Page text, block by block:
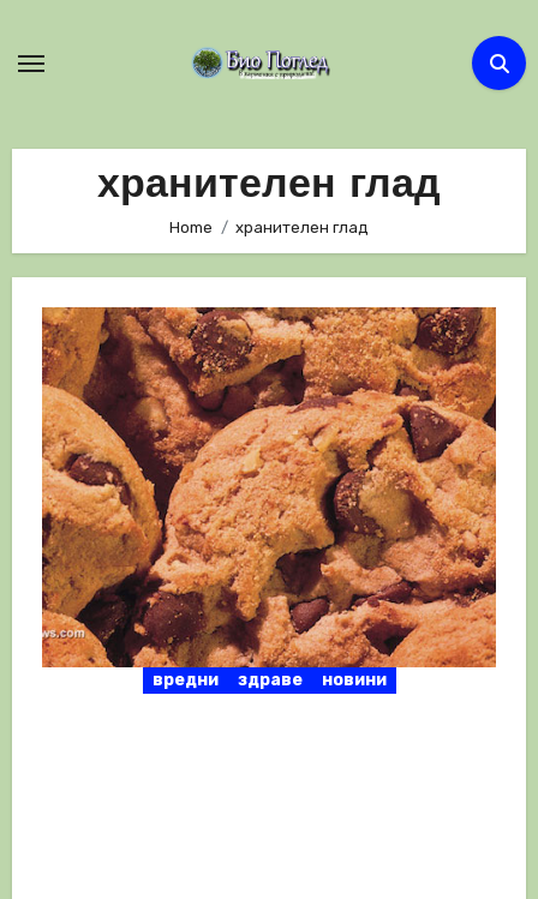
хранителен глад
Home хранителен глад
вредни здраве новини